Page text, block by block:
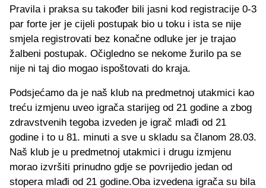
Pravila i praksa su također bili jasni kod registracije 0-3
par forte jer je cijeli postupak bio u toku i ista se nije
smjela registrovati bez konačne odluke jer je trajao
žalbeni postupak. Očigledno se nekome žurilo pa se
nije ni taj dio mogao ispoštovati do kraja.
Podsjećamo da je naš klub na predmetnoj utakmici kao
treću izmjenu uveo igrača starijeg od 21 godine a zbog
zdravstvenih tegoba izveden je igrač mlađi od 21
godine i to u 81. minuti a sve u skladu sa članom 28.03.
Naš klub je u predmetnoj utakmici i drugu izmjenu
morao izvršiti prinudno gdje se povrijedio jedan od
stopera mlađi od 21 godine.Oba izvedena igrača su bila